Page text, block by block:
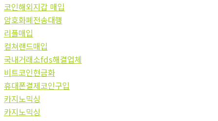
코인해외지갑 매입
암호화폐전송대행
리플매입
컬쳐랜드매입
국내거래소fds해결업체
비트코인현금화
휴대폰결제코인구입
카지노믹싱
카지노믹싱